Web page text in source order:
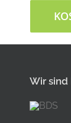
Wir